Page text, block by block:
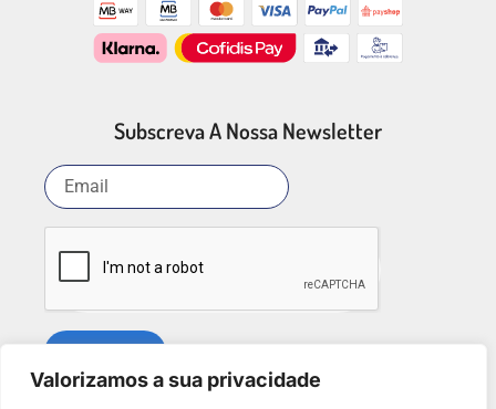
Valorizamos a sua privacidade
Subscreva A Nossa Newsletter